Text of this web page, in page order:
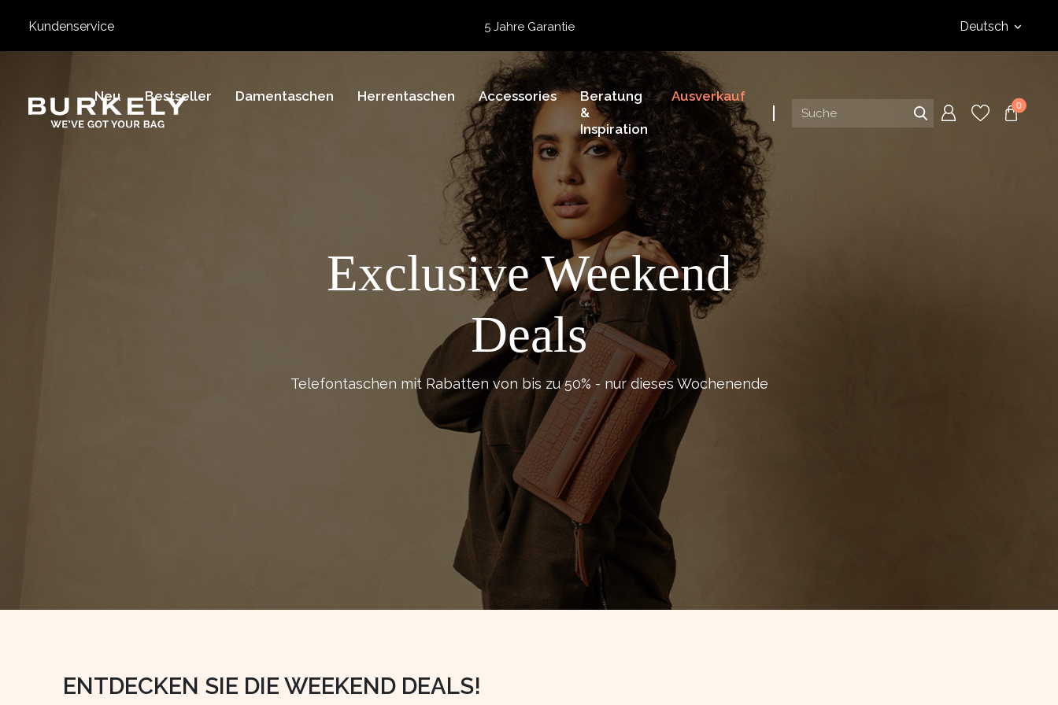
Kundenservice von 5 Punkten bei
Vor 15:00 Uhr bestellt =heute versendet
Kostenloser Versand deiner Bestellung ab 39,95
Kostenlose Rücksendung
5 Jahre Garantie
4,74von 5 Punkten beiTrustedShops
Deutsch
BURKELY
Neu Bestseller Damentaschen Herrentaschen Accessories
Beratung
&
Inspiration
Ausverkauf
0
Exclusive Weekend
Deals
Telefontaschen mit Rabatten von bis zu 50% - nur dieses Wochenende
ENTDECKEN SIE DIE WEEKEND DEALS!